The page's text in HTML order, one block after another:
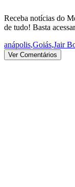
Receba notícias do
de tudo! Basta
anápolis,Goiás,Jair
Ver Comentários